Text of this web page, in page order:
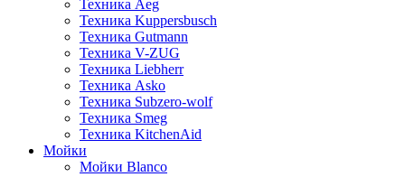
Техника Aeg
Техника Kuppersbusch
Техника Gutmann
Техника V-ZUG
Техника Liebherr
Техника Asko
Техника Subzero-wolf
Техника Smeg
Техника KitchenAid
Мойки
Мойки Blanco